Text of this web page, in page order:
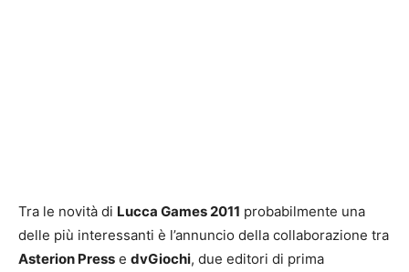
Tra le novità di Lucca Games 2011 probabilmente una
delle più interessanti è l’annuncio della collaborazione tra
Asterion Press e dvGiochi, due editori di prima